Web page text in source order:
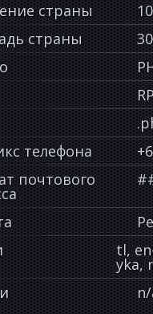
страны
страны
телефона
почтового
tl,
yka,